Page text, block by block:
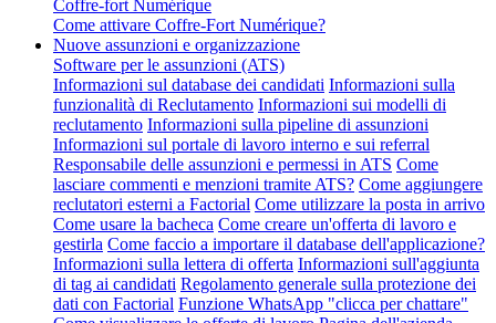
Coffre-fort Numérique
Come attivare Coffre-Fort Numérique?
Nuove assunzioni e organizzazione
Software per le assunzioni (ATS)
Informazioni sul database dei candidati Informazioni sulla
funzionalità di Reclutamento Informazioni sui modelli di
reclutamento Informazioni sulla pipeline di assunzioni
Informazioni sul portale di lavoro interno e sui referral
Responsabile delle assunzioni e permessi in ATS Come
lasciare commenti e menzioni tramite ATS? Come aggiungere
reclutatori esterni a Factorial Come utilizzare la posta in arrivo
Come usare la bacheca Come creare un'offerta di lavoro e
gestirla Come faccio a importare il database dell'applicazione?
Informazioni sulla lettera di offerta Informazioni sull'aggiunta
di tag ai candidati Regolamento generale sulla protezione dei
dati con Factorial Funzione WhatsApp "clicca per chattare"